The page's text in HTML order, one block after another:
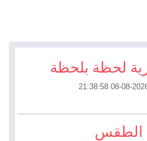
لحظة بلحظة
الطقس